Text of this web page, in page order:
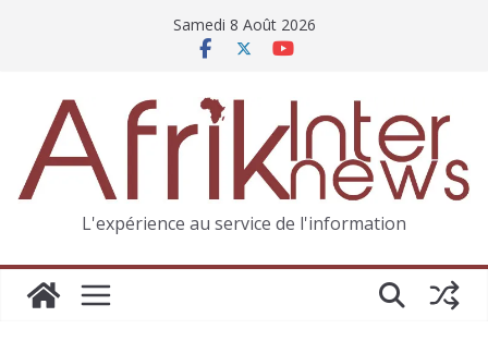
Samedi 8 Août 2026
L'expérience au service de l'information